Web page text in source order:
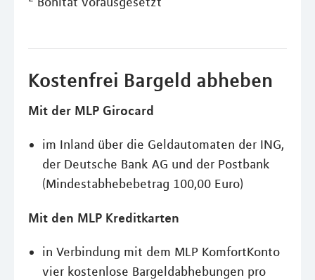
Kostenfrei Bargeld abheben
Mit der MLP Girocard
im Inland über die Geldautomaten der ING,
der Deutsche Bank AG und der Postbank
(Mindestabhebebetrag 100,00 Euro)
Mit den MLP Kreditkarten
in Verbindung mit dem MLP KomfortKonto
vier kostenlose Bargeldabhebungen pro